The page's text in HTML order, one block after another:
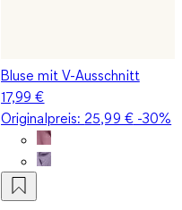
Bluse mit V-Ausschnitt
17,99 €
Originalpreis: 25,99 €-30%